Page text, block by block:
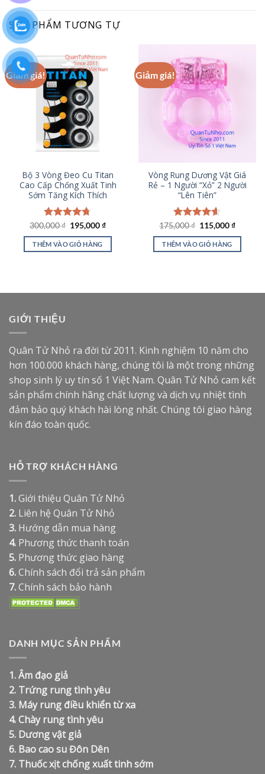
SẢN PHẨM TƯƠNG TỰ
Giảm giá!
Bộ 3 Vòng Đeo Cu Titan
Cao Cấp Chống Xuất Tinh
Sớm Tăng Kích Thích
Được xếp
hạng4.67
5 sao
300,000₫ Giá
là:
300,000 ₫.
195,000₫Giá
tại
THÊM VÀO GIỎ HÀNG
Giảm giá!
Vòng Rung Dương Vật Giá
Rẻ – 1 Người “Xỏ” 2 Người
“Lên Tiên”
Được xếp
hạng4.56
5 sao
175,000₫ Giá
là:
175,000 ₫.
115,000₫Giá
tại
THÊM VÀO GIỎ HÀNG
GIỚI THIỆU
Quân Tử Nhỏ ra đời từ 2011. Kinh nghiệm 10 năm cho
hơn 100.000 khách hàng, chúng tôi là một trong những
shop sinh lý uy tín số 1 Việt Nam. Quân Tử Nhỏ cam kết
sản phẩm chính hãng chất lượng và dịch vụ nhiệt tình
đảm bảo quý khách hài lòng nhất. Chúng tôi giao hàng
kín đáo toàn quốc.
HỖ TRỢ KHÁCH HÀNG
1.Giới thiệu Quân Tử Nhỏ
2. Liên hệ Quân Tử Nhỏ
3. Hướng dẫn mua hàng
4. Phương thức thanh toán
5. Phương thức giao hàng
6.Chính sách đổi trả sản phẩm
7.Chính sách bảo hành
DANH MỤC SẢN PHẨM
1.Âm đạo giả
2. Trứng rung tình yêu
3. Máy rung điều khiển từ xa
4.Chày rung tình yêu
5. Dương vật giả
6. Bao cao su Đôn Dên
7. Thuốc xịt chống xuất tinh sớm